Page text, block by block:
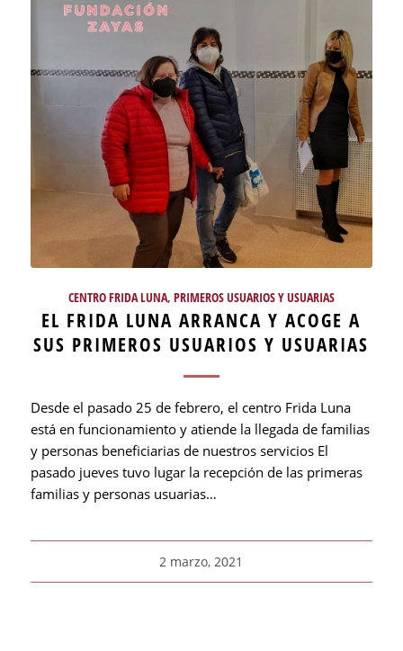
CENTRO FRIDA LUNA, PRIMEROS USUARIOS Y USUARIAS
EL FRIDA LUNA ARRANCA Y ACOGE A
SUS PRIMEROS USUARIOS Y USUARIAS
Desde el pasado 25 de febrero, el centro Frida Luna
está en funcionamiento y atiende la llegada de familias
y personas beneficiarias de nuestros servicios El
pasado jueves tuvo lugar la recepción de las primeras
familias y personas usuarias…
2 marzo, 2021